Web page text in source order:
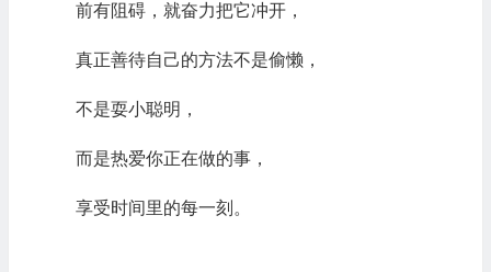
前有阻碍，就奋力把它冲开，
真正善待自己的方法不是偷懒，
不是耍小聪明，
而是热爱你正在做的事，
享受时间里的每一刻。